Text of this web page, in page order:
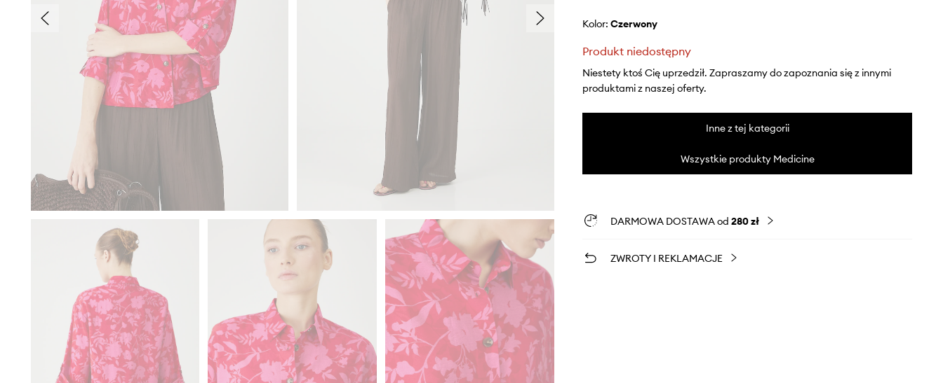
Kolor: czerwony
Produkt niedostępny
Niestety ktoś Cię uprzedził. Zapraszamy do zapoznania się z innymi
produktami z naszej oferty.
Inne z tej kategorii
Wszystkie produkty Medicine
DARMOWA DOSTAWA od 280 zł
ZWROTY I REKLAMACJE